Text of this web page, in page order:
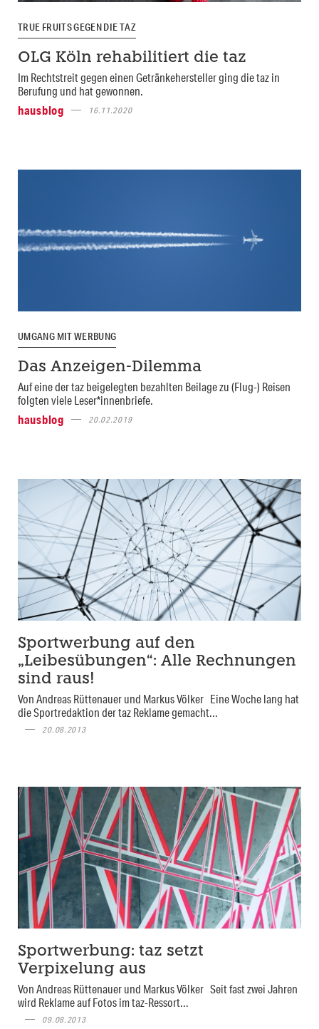
TRUE FRUITS GEGEN DIE TAZ
OLG Köln rehabilitiert die taz
Im Rechtstreit gegen einen Getränkehersteller ging die taz in
Berufung und hat gewonnen.
hausblog
16.11.2020
UMGANG MIT WERBUNG
Das Anzeigen-Dilemma
Auf eine der taz beigelegten bezahlten Beilage zu (Flug-) Reisen
folgten viele Leser*innenbriefe.
hausblog
20.02.2019
Sportwerbung auf den
„Leibesübungen“: Alle Rechnungen
sind raus!
Von Andreas Rüttenauer und Markus Völker Eine Woche lang hat
die Sportredaktion der taz Reklame gemacht...
20.08.2013
Sportwerbung: taz setzt
Verpixelung aus
Von Andreas Rüttenauer und Markus Völker Seit fast zwei Jahren
wird Reklame auf Fotos im taz-Ressort...
09.08.2013